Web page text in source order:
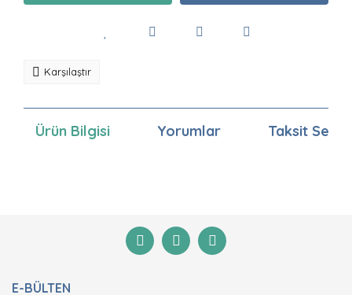
Karşılaştır
Ürün Bilgisi Yorumlar Taksit
Yorum Yaz
Görüş ve önerileriniz için teşekkür ederiz.
Ürün açıklamasında eksik bilgiler bulunuyor.
E-BÜLTEN